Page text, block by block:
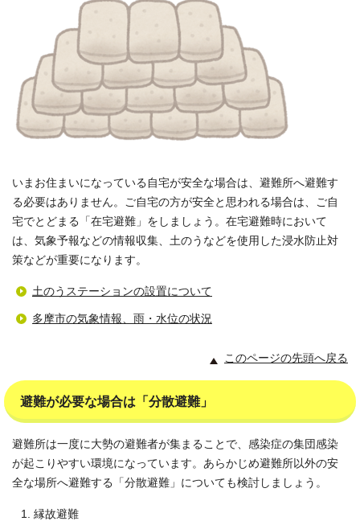
いまお住まいになっている自宅が安全な場合は、避難所へ避難す
る必要はありません。ご自宅の方が安全と思われる場合は、ご自
宅でとどまる「在宅避難」をしましょう。在宅避難時において
は、気象予報などの情報収集、土のうなどを使用した浸水防止対
策などが重要になります。
土のうステーションの設置について
多摩市の気象情報、雨・水位の状況
このページの先頭へ戻る
避難が必要な場合は「分散避難」
避難所は一度に大勢の避難者が集まることで、感染症の集団感染
が起こりやすい環境になっています。あらかじめ避難所以外の安
全な場所へ避難する「分散避難」についても検討しましょう。
縁故避難